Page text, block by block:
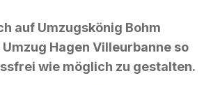
auf Umzugskönig Bohm
Hagen Villeurbanne so
wie möglich zu gestalten.